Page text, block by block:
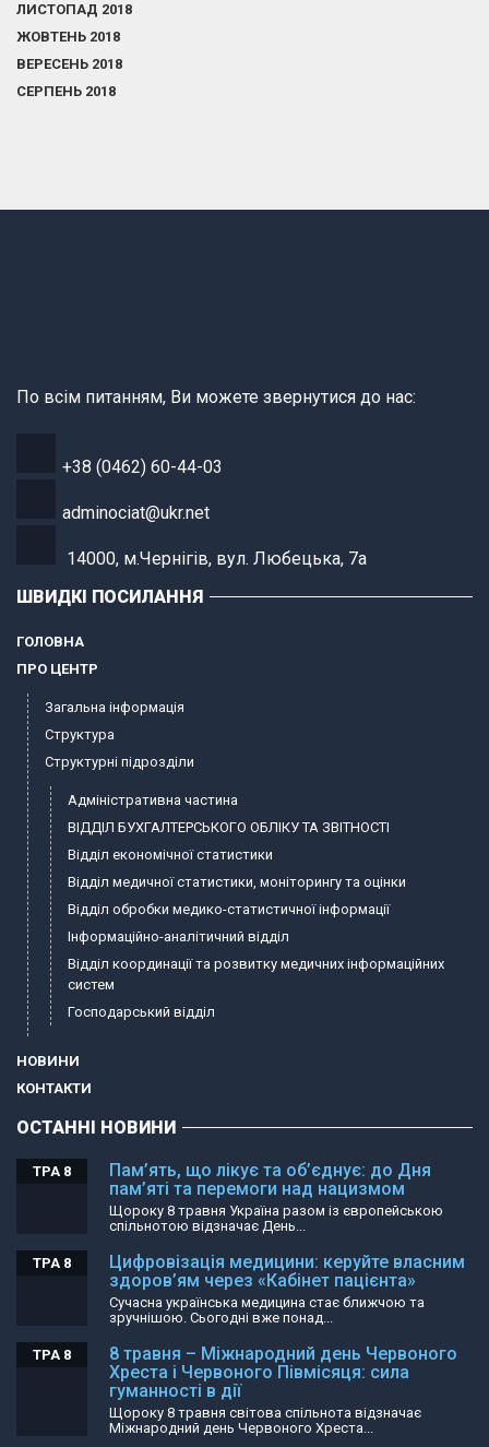
ЛИСТОПАД 2018
ЖОВТЕНЬ 2018
ВЕРЕСЕНЬ 2018
СЕРПЕНЬ 2018
По всім питанням, Ви можете звернутися до нас:
+38 (0462) 60-44-03
adminociat@ukr.net
14000, м.Чернігів, вул. Любецька, 7а
ШВИДКІ ПОСИЛАННЯ
ГОЛОВНА
ПРО ЦЕНТР
Загальна інформація
Структура
Структурні підрозділи
Адміністративна частина
ВІДДІЛ БУХГАЛТЕРСЬКОГО ОБЛІКУ ТА ЗВІТНОСТІ
Відділ економічної статистики
Відділ медичної статистики, моніторингу та оцінки
Відділ обробки медико-статистичної інформації
Інформаційно-аналітичний відділ
Відділ координації та розвитку медичних інформаційних
систем
Господарський відділ
НОВИНИ
КОНТАКТИ
ОСТАННІ НОВИНИ
Пам’ять, що лікує та об’єднує: до Дня
пам’яті та перемоги над нацизмом
ТРА 8
Щороку 8 травня Україна разом із європейською
спільнотою відзначає День...
Цифровізація медицини: керуйте власним
здоров’ям через «Кабінет пацієнта»
ТРА 8
Сучасна українська медицина стає ближчою та
зручнішою. Сьогодні вже понад...
8 травня – Міжнародний день Червоного
Хреста і Червоного Півмісяця: сила
гуманності в дії
ТРА 8
Щороку 8 травня світова спільнота відзначає
Міжнародний день Червоного Хреста...